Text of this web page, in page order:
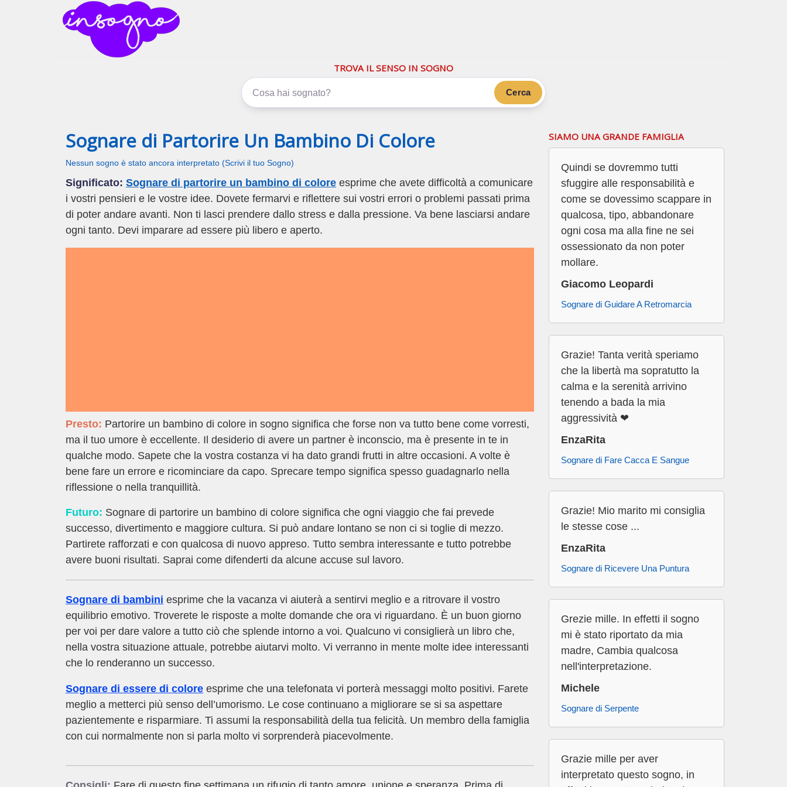
TROVA IL SENSO IN SOGNO
Cerca
Sognare di Partorire Un Bambino Di Colore
Nessun sogno è stato ancora interpretato (Scrivi il tuo Sogno)
Significato: Sognare di partorire un bambino di colore esprime che avete difficoltà a comunicare
i vostri pensieri e le vostre idee. Dovete fermarvi e riflettere sui vostri errori o problemi passati prima
di poter andare avanti. Non ti lasci prendere dallo stress e dalla pressione. Va bene lasciarsi andare
ogni tanto. Devi imparare ad essere più libero e aperto.
Presto: Partorire un bambino di colore in sogno significa che forse non va tutto bene come vorresti,
ma il tuo umore è eccellente. Il desiderio di avere un partner è inconscio, ma è presente in te in
qualche modo. Sapete che la vostra costanza vi ha dato grandi frutti in altre occasioni. A volte è
bene fare un errore e ricominciare da capo. Sprecare tempo significa spesso guadagnarlo nella
riflessione o nella tranquillità.
Futuro: Sognare di partorire un bambino di colore significa che ogni viaggio che fai prevede
successo, divertimento e maggiore cultura. Si può andare lontano se non ci si toglie di mezzo.
Partirete rafforzati e con qualcosa di nuovo appreso. Tutto sembra interessante e tutto potrebbe
avere buoni risultati. Saprai come difenderti da alcune accuse sul lavoro.
Sognare di bambini esprime che la vacanza vi aiuterà a sentirvi meglio e a ritrovare il vostro
equilibrio emotivo. Troverete le risposte a molte domande che ora vi riguardano. È un buon giorno
per voi per dare valore a tutto ciò che splende intorno a voi. Qualcuno vi consiglierà un libro che,
nella vostra situazione attuale, potrebbe aiutarvi molto. Vi verranno in mente molte idee interessanti
che lo renderanno un successo.
Sognare di essere di colore esprime che una telefonata vi porterà messaggi molto positivi. Farete
meglio a metterci più senso dell’umorismo. Le cose continuano a migliorare se si sa aspettare
pazientemente e risparmiare. Ti assumi la responsabilità della tua felicità. Un membro della famiglia
con cui normalmente non si parla molto vi sorprenderà piacevolmente.
SIAMO UNA GRANDE FAMIGLIA
Quindi se dovremmo tutti
sfuggire alle responsabilità e
come se dovessimo scappare in
qualcosa, tipo, abbandonare
ogni cosa ma alla fine ne sei
ossessionato da non poter
mollare.
Giacomo Leopardi
Sognare di Guidare A Retromarcia
Grazie! Tanta verità speriamo
che la libertà ma sopratutto la
calma e la serenità arrivino
tenendo a bada la mia
aggressività ❤
EnzaRita
Sognare di Fare Cacca E Sangue
Grazie! Mio marito mi consiglia
le stesse cose ...
EnzaRita
Sognare di Ricevere Una Puntura
Grezie mille. In effetti il sogno
mi è stato riportato da mia
madre, Cambia qualcosa
nell'interpretazione.
Michele
Sognare di Serpente
Grazie mille per aver
interpretato questo sogno, in